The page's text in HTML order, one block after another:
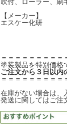
吹付、ローラー、刷
【メーカー】
エスケー化研
＝＝＝＝＝＝＝＝＝
塗装製品を特別価格
ご注文から３日以内
＝＝＝＝＝＝＝＝＝
在庫がない場合は、
発送に関してはご注